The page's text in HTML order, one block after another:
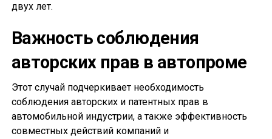
двух лет.
Важность соблюдения
авторских прав в автопроме
Этот случай подчеркивает необходимость
соблюдения авторских и патентных прав в
автомобильной индустрии, а также эффективность
совместных действий компаний и